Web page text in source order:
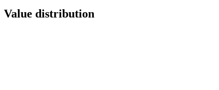
Value distribution